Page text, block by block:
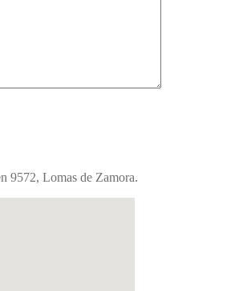
9572, Lomas de Zamora.